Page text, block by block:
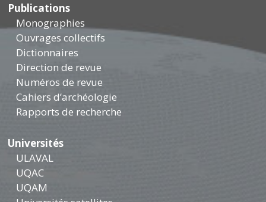
Publications
Monographies
Ouvrages collectifs
Dictionnaires
Direction de revue
Numéros de revue
Cahiers d’archéologie
Rapports de recherche
Universités
ULAVAL
UQAC
UQAM